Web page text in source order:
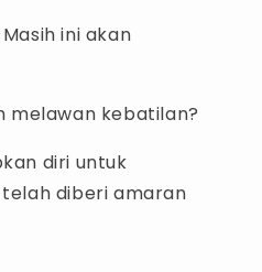
ini akan
melawan kebatilan?
diri untuk
diberi amaran